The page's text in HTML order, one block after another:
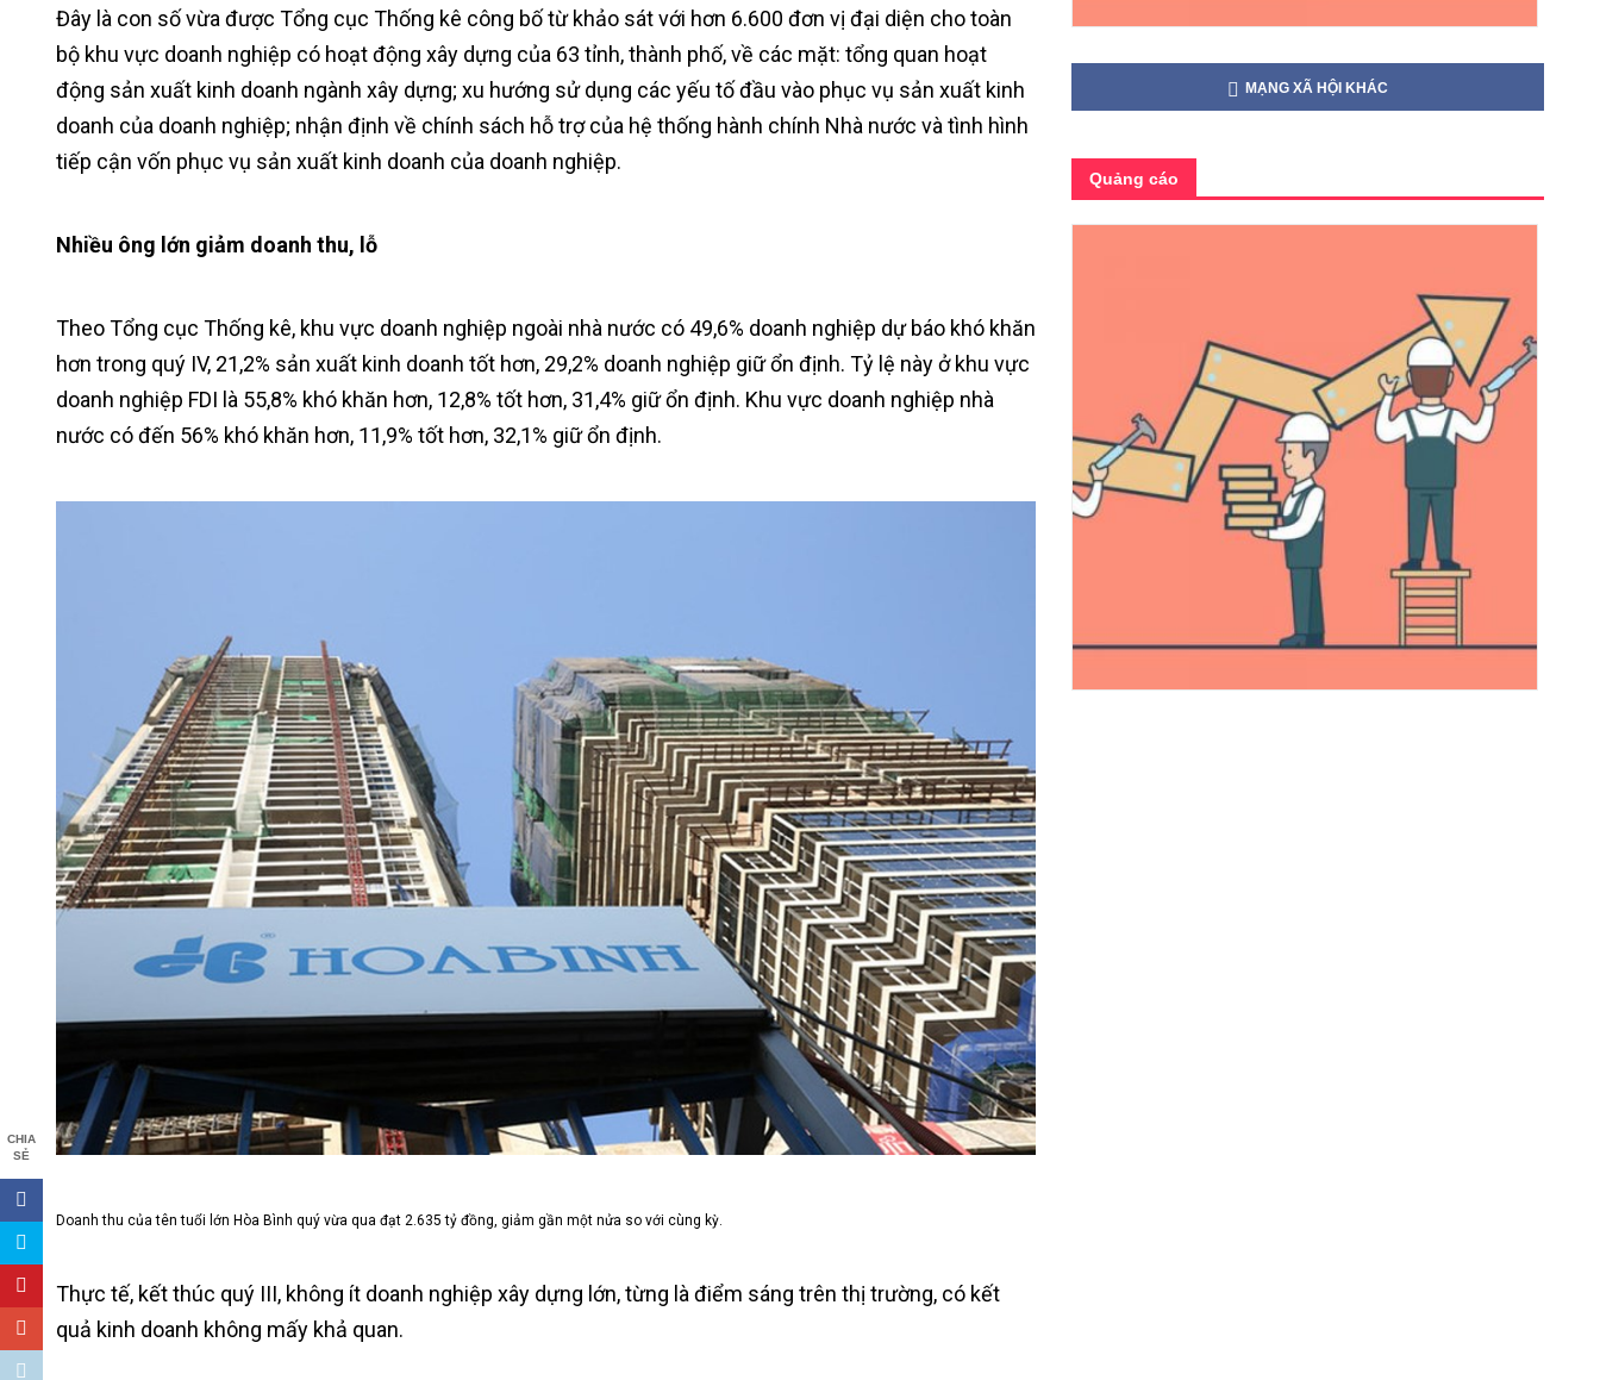
CHIA
SẺ
Đây là con số vừa được Tổng cục Thống kê công bố từ khảo sát với hơn 6.600 đơn vị đại diện cho toàn
bộ khu vực doanh nghiệp có hoạt động xây dựng của 63 tỉnh, thành phố, về các mặt: tổng quan hoạt
động sản xuất kinh doanh ngành xây dựng; xu hướng sử dụng các yếu tố đầu vào phục vụ sản xuất kinh
doanh của doanh nghiệp; nhận định về chính sách hỗ trợ của hệ thống hành chính Nhà nước và tình hình
tiếp cận vốn phục vụ sản xuất kinh doanh của doanh nghiệp.
Nhiều ông lớn giảm doanh thu, lỗ
Theo Tổng cục Thống kê, khu vực doanh nghiệp ngoài nhà nước có 49,6% doanh nghiệp dự báo khó khăn
hơn trong quý IV, 21,2% sản xuất kinh doanh tốt hơn, 29,2% doanh nghiệp giữ ổn định. Tỷ lệ này ở khu vực
doanh nghiệp FDI là 55,8% khó khăn hơn, 12,8% tốt hơn, 31,4% giữ ổn định. Khu vực doanh nghiệp nhà
nước có đến 56% khó khăn hơn, 11,9% tốt hơn, 32,1% giữ ổn định.
Doanh thu của tên tuổi lớn Hòa Bình quý vừa qua đạt 2.635 tỷ đồng, giảm gần một nửa so với cùng kỳ.
Thực tế, kết thúc quý III, không ít doanh nghiệp xây dựng lớn, từng là điểm sáng trên thị trường, có kết
quả kinh doanh không mấy khả quan.
MẠNG XÃ HỘI KHÁC
Quảng cáo